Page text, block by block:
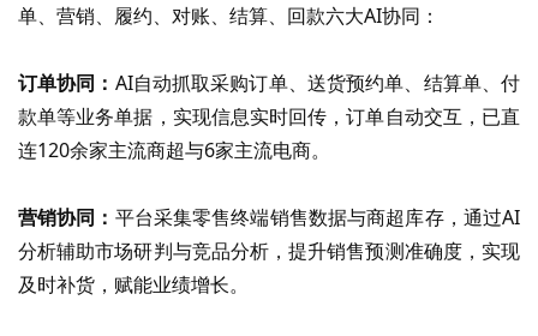
单、营销、履约、对账、结算、回款六大AI协同：
订单协同： AI自动抓取采购订单、送货预约单、结算单、付
款单等业务单据，实现信息实时回传，订单自动交互，已直
连120余家主流商超与6家主流电商。
营销协同： 平台采集零售终端销售数据与商超库存，通过AI
分析辅助市场研判与竞品分析，提升销售预测准确度，实现
及时补货，赋能业绩增长。